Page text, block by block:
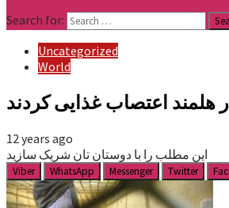
Search for:
Uncategorized
World
هلمند اعتصاب غذایی کردند
12 years ago
این مطلب را با دوستان تان شریک سازید
Viber WhatsApp Messenger Twitter